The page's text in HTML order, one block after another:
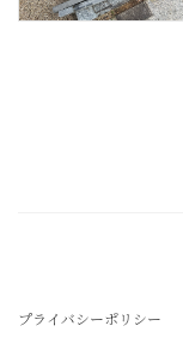
プライバシーポリシー